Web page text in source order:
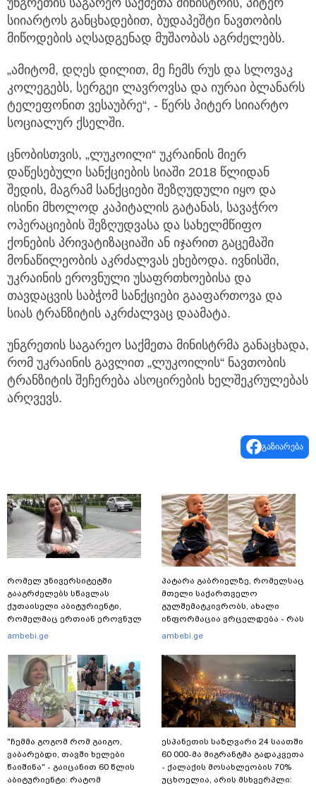
სიიარტოს განცხადებით, ბუდაპეშტი ნავთობის
მიწოდების აღსადგენად მუშაობას აგრძელებს.
„ამიტომ, დღეს დილით, მე ჩემს რუს და სლოვაკ
კოლეგებს, სერგეი ლავროვსა და იურაი ბლანარს
ტელეფონით ვესაუბრე“, - წერს პიტერ სიიარტო
სოციალურ ქსელში.
ცნობისთვის, „ლუკოილი“ უკრაინის მიერ
დაწესებული სანქციების სიაში 2018 წლიდან
შედის, მაგრამ სანქციები შეზღუდული იყო და
ისინი მხოლოდ კაპიტალის გატანას, სავაჭრო
ოპერაციების შეზღუდვასა და სახელმწიფო
ქონების პრივატიზაციაში ან იჯარით გაცემაში
მონაწილეობის აკრძალვას ეხებოდა. ივნისში,
უკრაინის ეროვნული უსაფრთხოებისა და
თავდაცვის საბჭომ სანქციები გააფართოვა და
სიას ტრანზიტის აკრძალვაც დაამატა.
უნგრეთის საგარეო საქმეთა მინისტრმა განაცხადა,
რომ უკრაინის გავლით „ლუკოილის“ ნავთობის
ტრანზიტის შეჩერება ასოცირების ხელშეკრულებას
არღვევს.
გაზიარება
რომელ უნივერსიტეტში
გააგრძელებს სწავლას
ქუთაისელი აბიტურიენტი,
რომელმაც ერთიან ეროვნულ
გამოცდებზე, ყველა საგანში
ambebi.ge
"ჩემმა გოგომ რომ გაიგო,
ვაბარებდი, თავში ხელები
წაიშინა" - გაიცანით 60 წლის
აბიტურიენტი: რატომ
პატარა გაბრიელზე, რომელსაც
მთელი საქართველო
გულშემატკივრობს, ახალი
ინფორმაცია ვრცელდება - რას
წერს ბიჭუნას დედა?
ambebi.ge
ესპანეთის საზღვარი 24 საათში
60 000-მა მიგრანტმა გადაკვეთა
- ქალაქის მოსახლეობის 70%
უცხოელია, არის მსხვერპლი: